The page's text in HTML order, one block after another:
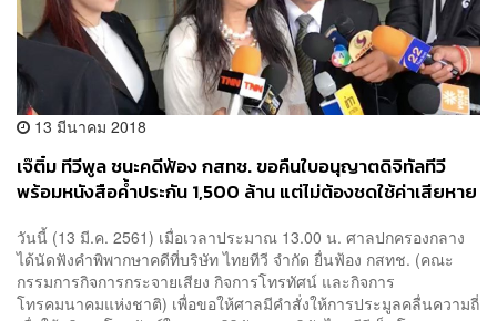
13 มีนาคม 2018
เจ๊ติ๋ม ทีวีพูล ชนะคดีฟ้อง กสทช. ขอคืนใบอนุญาตดิจิทัลทีวี
พร้อมหนังสือค้ำประกัน 1,500 ล้าน แต่ไม่ต้องชดใช้ค่าเสียหาย
วันนี้ (13 มี.ค. 2561) เมื่อเวลาประมาณ 13.00 น. ศาลปกครองกลาง
ได้นัดฟังคำพิพากษาคดีที่บริษัท ไทยทีวี จำกัด ยื่นฟ้อง กสทช. (คณะ
กรรมการกิจการกระจายเสียง กิจการโทรทัศน์ และกิจการ
โทรคมนาคมแห่งชาติ) เพื่อขอให้ศาลมีคำสั่งให้การประมูลคลื่นความถี่